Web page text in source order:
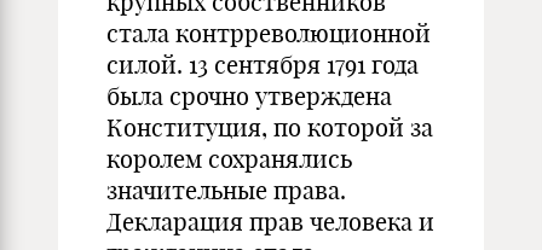
стала контрреволюционной
силой. 13 сентября 1791 года
была срочно утверждена
Конституция, по которой за
королем сохранялись
значительные права.
Декларация прав человека и